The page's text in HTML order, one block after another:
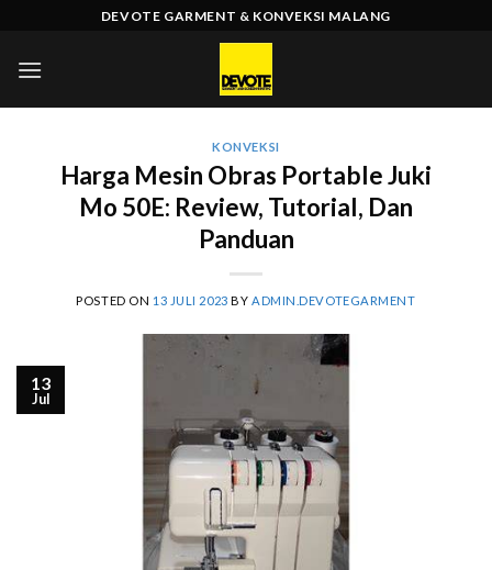
content
DEVOTE GARMENT & KONVEKSI MALANG
KONVEKSI
Harga Mesin Obras Portable Juki
Mo 50E: Review, Tutorial, Dan
Panduan
POSTED ON 13 JULI 2023 BY ADMIN.DEVOTEGARMENT
13
Jul